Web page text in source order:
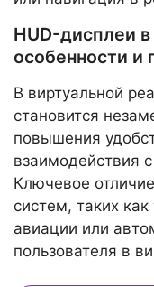
HUD-дисплеи
особенности и
В виртуальной
становится
повышения
взаимодействия
Ключевое
систем, таких
авиации или
пользователя в